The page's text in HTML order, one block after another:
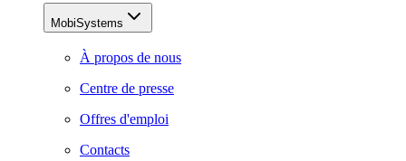
MobiSystems
À propos de nous
Centre de presse
Offres d'emploi
Contacts